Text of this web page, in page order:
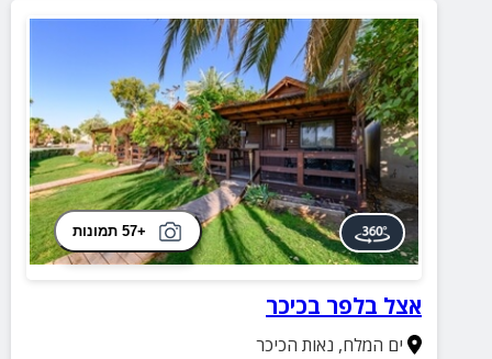
+57 תמונות
אצל בלפר בכיכר
ים המלח, נאות הכיכר